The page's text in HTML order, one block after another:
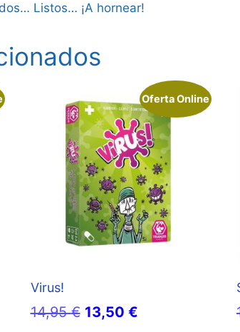
Listos… ¡A hornear!
Oferta Online
Virus!
14,95€ El
13,50 €El